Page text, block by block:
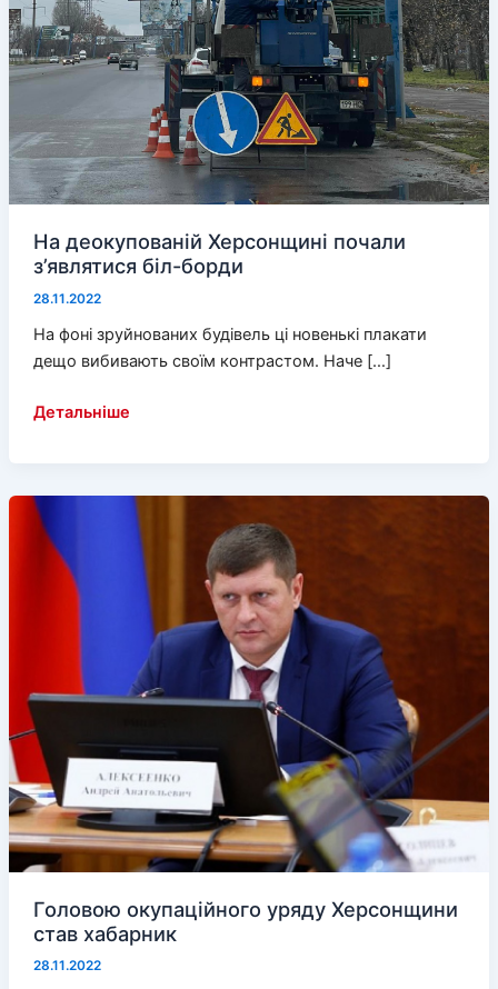
На деокупованій Херсонщині почали
з’являтися біл-борди
28.11.2022
На фоні зруйнованих будівель ці новенькі плакати
дещо вибивають своїм контрастом. Наче […]
На
почали
з’являтися
біл-
борди
Детальніше
Головою окупаційного уряду Херсонщини
став хабарник
28.11.2022